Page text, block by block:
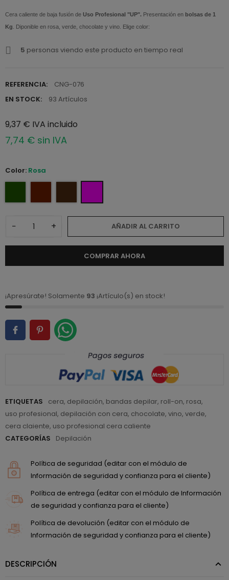
Cera caliente de baja fusión de Uso Profesional "UP". Presentación en bolsas de 1
Kg . Diponible en rosa, verde, chocolate y vino. Elige color:
5 personas viendo este producto en tiempo real
REFERENCIA:
CNG-076
EN STOCK:
93 Artículos
9,37 € IVA incluido
7,74 € sin IVA
Color: Rosa
− + AÑADIR AL CARRITO
COMPRAR AHORA
¡Apresúrate! Solamente 93 ¡Artículo(s) en stock!
ETIQUETAS cera, depilación, bandas depilar, roll-on, rosa,
uso profesional, depilación con cera, chocolate, vino, verde,
cera claiente, uso profesional cera caliente
CATEGORÍAS
Depilación
Política de seguridad (editar con el módulo de
Información de seguridad y confianza para el cliente)
Política de entrega (editar con el módulo de Información
de seguridad y confianza para el cliente)
Política de devolución (editar con el módulo de
Información de seguridad y confianza para el cliente)
DESCRIPCIÓN